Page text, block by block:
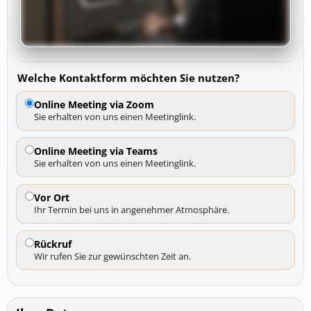
Welche Kontaktform möchten Sie nutzen?
Online Meeting via Zoom
Sie erhalten von uns einen Meetinglink.
Online Meeting via Teams
Sie erhalten von uns einen Meetinglink.
Vor Ort
Ihr Termin bei uns in angenehmer Atmosphäre.
Rückruf
Wir rufen Sie zur gewünschten Zeit an.